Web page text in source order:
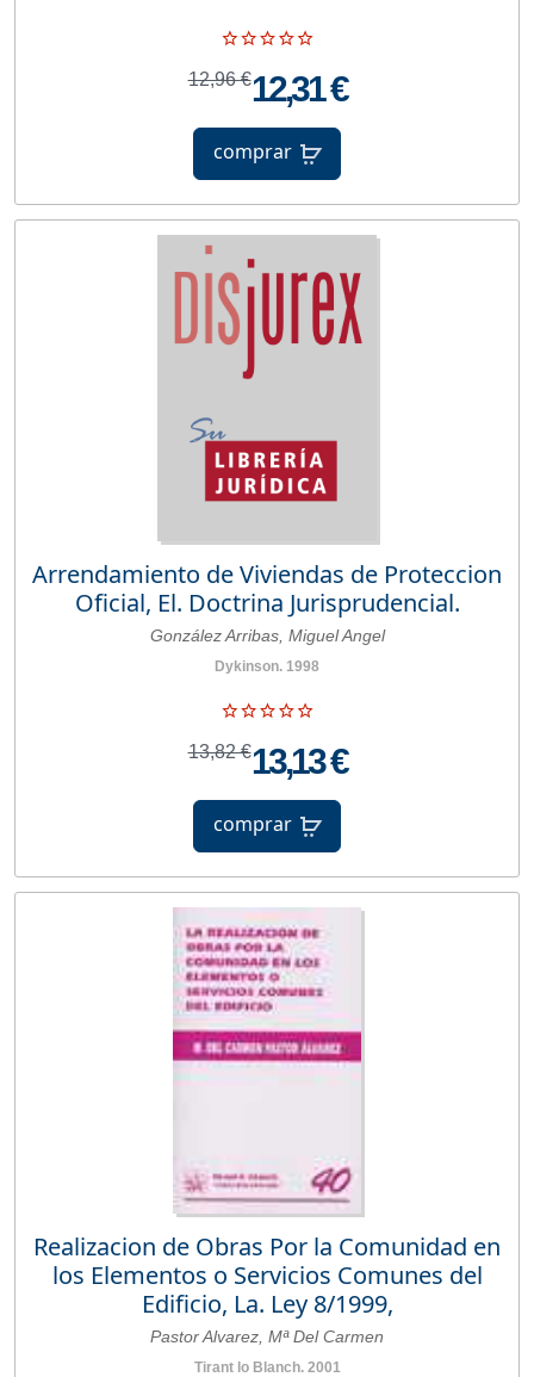
12,96 €12,31 €
comprar
Arrendamiento de Viviendas de Proteccion
Oficial, El. Doctrina Jurisprudencial.
González Arribas, Miguel Angel
Dykinson. 1998
13,82 €13,13 €
comprar
Realizacion de Obras Por la Comunidad en
los Elementos o Servicios Comunes del
Edificio, La. Ley 8/1999,
Pastor Alvarez, Mª Del Carmen
Tirant lo Blanch. 2001